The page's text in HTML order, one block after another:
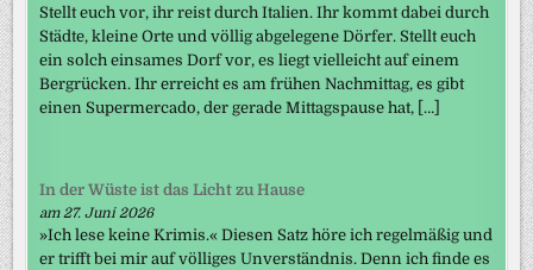
Stellt euch vor, ihr reist durch Italien. Ihr kommt dabei durch
Städte, kleine Orte und völlig abgelegene Dörfer. Stellt euch
ein solch einsames Dorf vor, es liegt vielleicht auf einem
Bergrücken. Ihr erreicht es am frühen Nachmittag, es gibt
einen Supermercado, der gerade Mittagspause hat, […]
In der Wüste ist das Licht zu Hause
am 27. Juni 2026
»Ich lese keine Krimis.« Diesen Satz höre ich regelmäßig und
er trifft bei mir auf völliges Unverständnis. Denn ich finde es